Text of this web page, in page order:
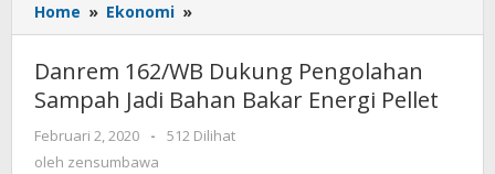
Home » Ekonomi »
162/WB
Dukung
Pengolahan
Sampah
Jadi
Danrem 162/WB Dukung Pengolahan
Sampah Jadi Bahan Bakar Energi Pellet
Februari 2, 2020
oleh
zensumbawa
-
512 Dilihat
oleh zensumbawa